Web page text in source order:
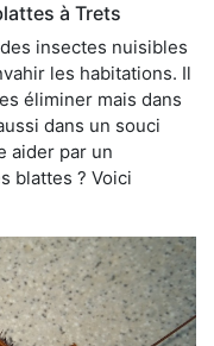
à Trets
insectes nuisibles
les habitations. Il
éliminer mais dans
dans un souci
aider par un
blattes ? Voici